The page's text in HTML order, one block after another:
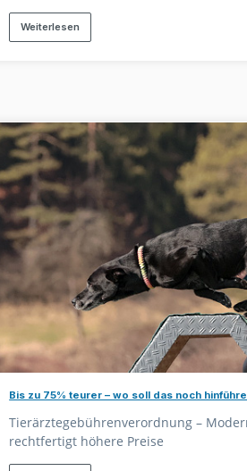
Weiterlesen
Bis zu 75% teurer – wo soll das noch
Tierärztegebührenverordnung –
rechtfertigt höhere Preise